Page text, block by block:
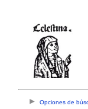
Opciones de